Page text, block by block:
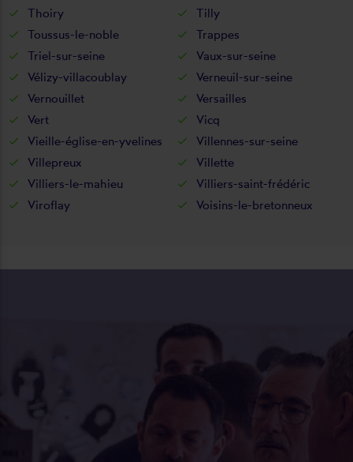
Thoiry
Tilly
Toussus-le-noble
Trappes
Triel-sur-seine
Vaux-sur-seine
Vélizy-villacoublay
Verneuil-sur-seine
Vernouillet
Versailles
Vert
Vicq
Vieille-église-en-yvelines
Villennes-sur-seine
Villepreux
Villette
Villiers-le-mahieu
Villiers-saint-frédéric
Viroflay
Voisins-le-bretonneux